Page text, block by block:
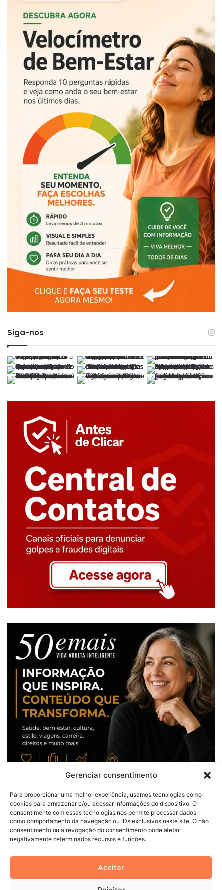
Gerenciar consentimento
Para proporcionar uma melhor experiência, usamos tecnologias como
cookies para armazenar e/ou acessar informações do dispositivo. O
consentimento com essas tecnologias nos permite processar dados
como comportamento da navegação ou IDs exclusivos neste site. O não
consentimento ou a revogação do consentimento pode afetar
negativamente determinados recursos e funções.
Aceitar
Siga-nos
© Copyright 2026, Todos os direitos reservados |
Viver